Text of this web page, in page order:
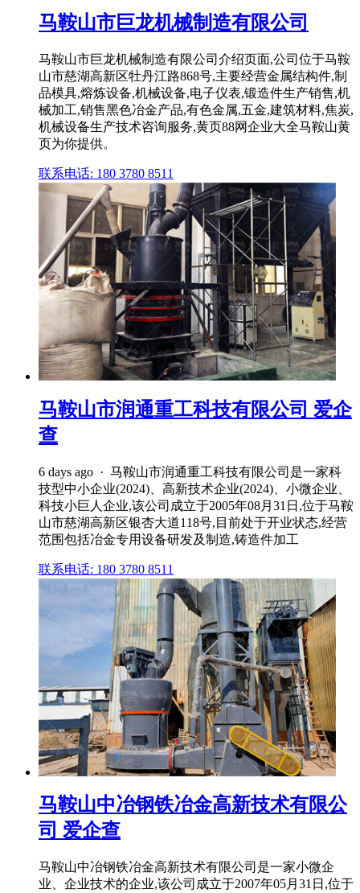
马鞍山市巨龙机械制造有限公司
马鞍山市巨龙机械制造有限公司介绍页面,公司位于马鞍
山市慈湖高新区牡丹江路868号,主要经营金属结构件,制
品模具,熔炼设备,机械设备,电子仪表,锻造件生产销售,机
械加工,销售黑色冶金产品,有色金属,五金,建筑材料,焦炭,
机械设备生产技术咨询服务,黄页88网企业大全马鞍山黄
页为你提供。
联系电话: 180 3780 8511
马鞍山市润通重工科技有限公司 爱企
查
6 days ago · 马鞍山市润通重工科技有限公司是一家科
技型中小企业(2024)、高新技术企业(2024)、小微企业、
科技小巨人企业,该公司成立于2005年08月31日,位于马鞍
山市慈湖高新区银杏大道118号,目前处于开业状态,经营
范围包括冶金专用设备研发及制造,铸造件加工
联系电话: 180 3780 8511
马鞍山中冶钢铁冶金高新技术有限公
司 爱企查
马鞍山中冶钢铁冶金高新技术有限公司是一家小微企
业、企业技术的企业,该公司成立于2007年05月31日,位于